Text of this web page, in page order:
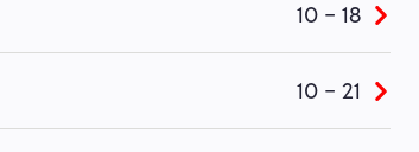
10 - 18
10 - 21